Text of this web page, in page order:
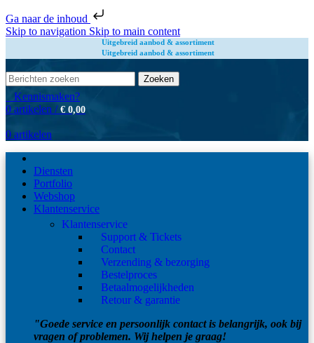
Ga naar de inhoud
Skip to navigation Skip to main content
Uitgebreid aanbod & assortiment
Uitgebreid aanbod & assortiment
Zoeken
Kennismaken?
0 artikelen / € 0,00
0 artikelen
Diensten
Portfolio
Webshop
Klantenservice
Klantenservice
Support & Tickets
Contact
Verzending & bezorging
Bestelproces
Betaalmogelijkheden
Retour & garantie
"Goede service en persoonlijk contact is belangrijk, ook bij
vragen of problemen. Wij helpen je graag!